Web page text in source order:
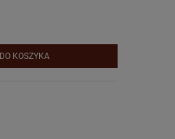
DO KOSZYKA